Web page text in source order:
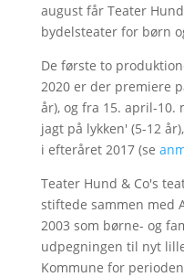
august får Teater
bydelsteater for børn
De første to
2020 er der premiere
år), og fra 15. april-10.
jagt på lykken' (5-12
i efteråret 2017 (se
Teater Hund & Co's
stiftede sammen med
2003 som børne- og
udpegningen til nyt
Kommune for